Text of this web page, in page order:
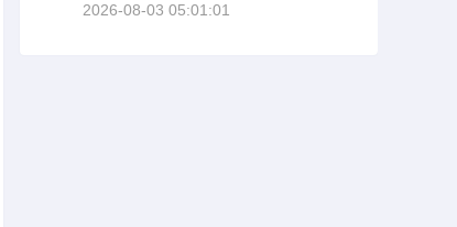
2026-08-03 05:01:01